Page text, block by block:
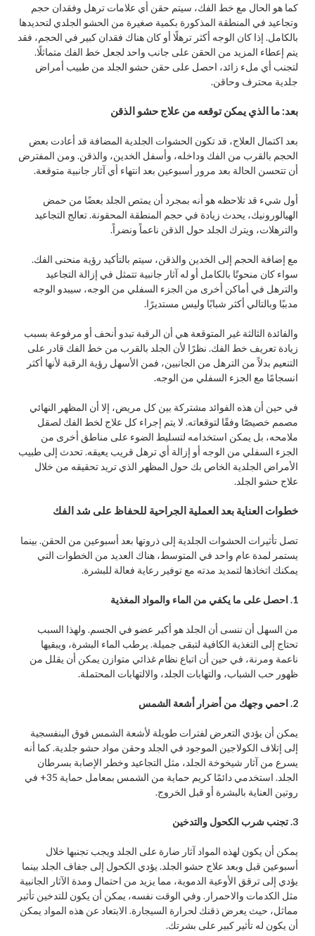
كما هو الحال مع خط الفك، سيتم حقن أي علامات ترهل وفقدان حجم
وتجاعيد في المنطقة المذكورة بكمية صغيرة من الحشو الجلدي لتحديدها
بالكامل. إذا كان الوجه أكثر ترهلًا أو كان هناك فقدان كبير في الحجم، فقد
يتم إعطاء المزيد من الحقن على جانب واحد لجعل خط الفك متماثلًا.
لتجنب أي ملء زائد، احصل على حقن حشو الجلد من طبيب أمراض
جلدية محترف وحاقن.
بعد: ما الذي يمكن توقعه من علاج حشو الذقن
بعد اكتمال العلاج، قد تكون الحشوات الجلدية المضافة قد أعادت بعض
الحجم بالقرب من الفك وداخله، وأسفل الخدين، والذقن. ومن المفترض
أن تتحسن الحالة بعد مرور أسبوعين بعد انتهاء أي آثار جانبية متوقعة.
أول شيء قد تلاحظه هو أنه بمجرد أن يمتص الجلد بعضًا من حمض
الهيالورونيك، يحدث زيادة في حجم المنطقة المحقونة. تعالج التجاعيد
والترهلات، ويترك الجلد حول الذقن ناعماً ونضراً.
مع إضافة الحجم إلى الخدين والذقن، سيتم بالتأكيد رؤية منحنى الفك.
سواء كان منحوتًا بالكامل أو له آثار جانبية تتمثل في إزالة التجاعيد
والترهل في أماكن أخرى من الجزء السفلي من الوجه، سيبدو الوجه
مدببًا وبالتالي أكثر شبابًا وليس مستديرًا.
والفائدة الثالثة غير المتوقعة هي أن الرقبة تبدو أنحف أو مرفوعة بسبب
زيادة تعريف خط الفك. نظرًا لأن الجلد بالقرب من خط الفك قادر على
التنعيم بدلاً من الترهل من الجانبين، فمن الأسهل رؤية الرقبة لأنها أكثر
انسجامًا مع الجزء السفلي من الوجه.
في حين أن هذه الفوائد مشتركة بين كل مريض، إلا أن المظهر النهائي
مصمم خصيصًا وفقًا لتوقعاته. لا يتم إجراء كل علاج لخط الفك لصقل
ملامحه، بل يمكن استخدامه لتسليط الضوء على مناطق أخرى من
الجزء السفلي من الوجه أو إزالة أي ترهل قريب يعيقه. تحدث إلى طبيب
الأمراض الجلدية الخاص بك حول المظهر الذي تريد تحقيقه من خلال
علاج حشو الجلد.
خطوات العناية بعد العملية الجراحية للحفاظ على شد الفك
تصل تأثيرات الحشوات الجلدية إلى ذروتها بعد أسبوعين من الحقن. بينما
يستمر لمدة عام واحد في المتوسط، هناك العديد من الخطوات التي
يمكنك اتخاذها لتمديد مدته مع توفير رعاية فعالة للبشرة.
1. احصل على ما يكفي من الماء والمواد المغذية
من السهل أن ننسى أن الجلد هو أكبر عضو في الجسم. ولهذا السبب
تحتاج إلى التغذية الكافية لتبقى جميلة. يرطب الماء البشرة، ويبقيها
ناعمة ومرنة، في حين أن اتباع نظام غذائي متوازن يمكن أن يقلل من
ظهور حب الشباب، والتهابات الجلد، والالتهابات المحتملة.
2. احمي وجهك من أضرار أشعة الشمس
يمكن أن يؤدي التعرض لفترات طويلة لأشعة الشمس فوق البنفسجية
إلى إتلاف الكولاجين الموجود في الجلد وحقن مواد حشو جلدية. كما أنه
يسرع من آثار شيخوخة الجلد، مثل التجاعيد وخطر الإصابة بسرطان
الجلد. استخدمي دائمًا كريم حماية من الشمس بمعامل حماية 35+ في
روتين العناية بالبشرة أو قبل الخروج.
3. تجنب شرب الكحول والتدخين
يمكن أن يكون لهذه المواد آثار ضارة على الجلد ويجب تجنبها خلال
أسبوعين قبل وبعد علاج حشو الجلد. يؤدي الكحول إلى جفاف الجلد بينما
يؤدي إلى ترقق الأوعية الدموية، مما يزيد من احتمال ومدة الآثار الجانبية
مثل الكدمات والاحمرار. وفي الوقت نفسه، يمكن أن يكون للتدخين تأثير
مماثل، حيث يعرض ذقنك لحرارة السيجارة. الابتعاد عن هذه المواد يمكن
أن يكون له تأثير كبير على بشرتك.